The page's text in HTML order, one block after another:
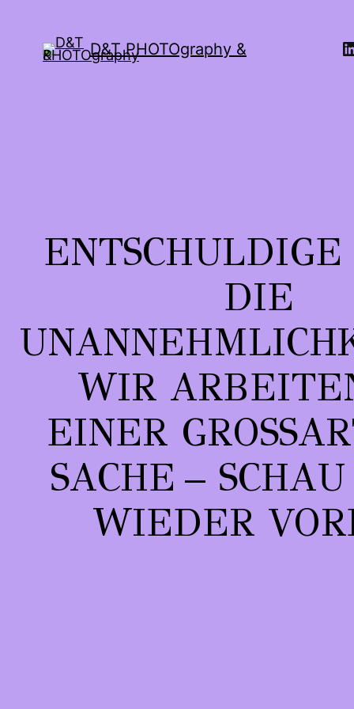
D&T PHOTOgraphy &
DIE
WIR
EINER
ACHE – SCHAU
IEDER